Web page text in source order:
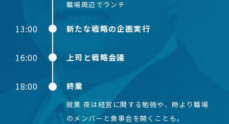
職場周辺でランチ
13:00 新たな戦略の企画実行
16:00 上司と戦略会議
18:00 終業
就業 夜は経営に関する勉強や、時より職場
のメンバーと食事会を開くことも。